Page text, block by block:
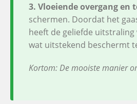
3. Vloeiende overgang
schermen. Doordat het
heeft de geliefde
wat uitstekend beschermt
Kortom: De mooiste manier